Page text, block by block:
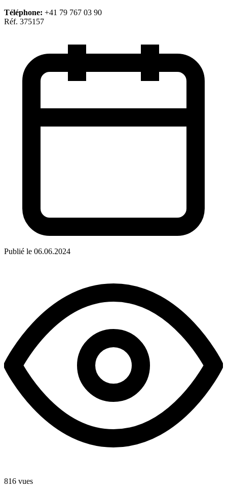
Téléphone: +41 79 767 03 90
Réf. 375157
Publié le 06.06.2024
816 vues